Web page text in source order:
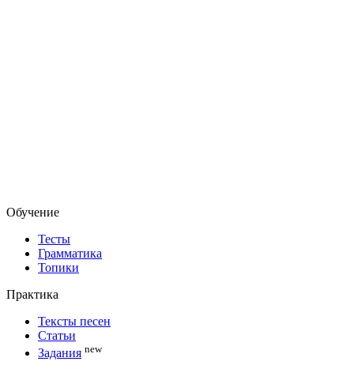
Обучение
Тесты
Грамматика
Топики
Практика
Тексты песен
Статьи
Задания new